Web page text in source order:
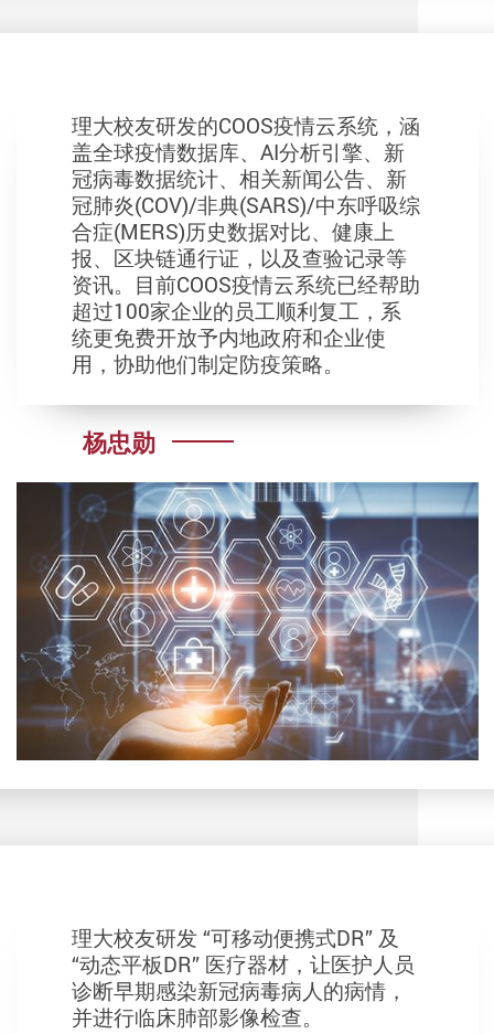
理大校友研发的COOS疫情云系统，涵
盖全球疫情数据库、AI分析引擎、新
冠病毒数据统计、相关新闻公告、新
冠肺炎(COV)/非典(SARS)/中东呼吸综
合症(MERS)历史数据对比、健康上
报、区块链通行证，以及查验记录等
资讯。目前COOS疫情云系统已经帮助
超过100家企业的员工顺利复工，系
统更免费开放予内地政府和企业使
用，协助他们制定防疫策略。
杨忠勋
理大校友研发 “可移动便携式DR” 及
“动态平板DR” 医疗器材，让医护人员
诊断早期感染新冠病毒病人的病情，
并进行临床肺部影像检查。